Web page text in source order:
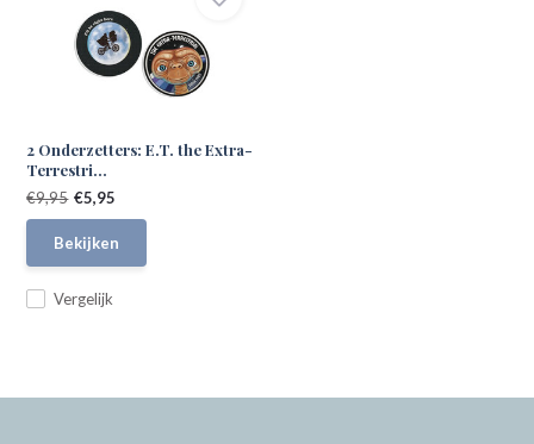
2 Onderzetters: E.T. the Extra-
Terrestri...
Vergelijk
€9,95 €5,95
Bekijken